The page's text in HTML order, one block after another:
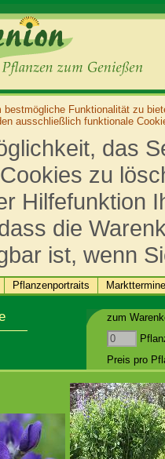
bestmögliche Funktionalität zu
ausschließlich funktionale
das
zu
Hilfefunktion
die
ist, wenn
Pflanzenportraits Markttermine
zum
Preis pro